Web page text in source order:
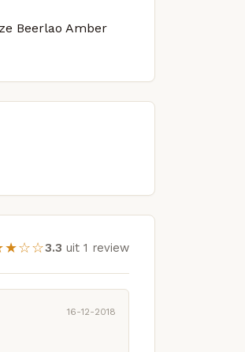
Beerlao Amber
3.3 uit 1 review
16-12-2018